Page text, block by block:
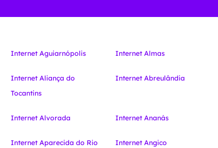
Internet Aguiarnópolis Internet Almas
Internet Aliança do
Tocantins
Internet Abreulândia
Internet Alvorada Internet Ananás
Internet Aparecida do Rio
Internet Angico